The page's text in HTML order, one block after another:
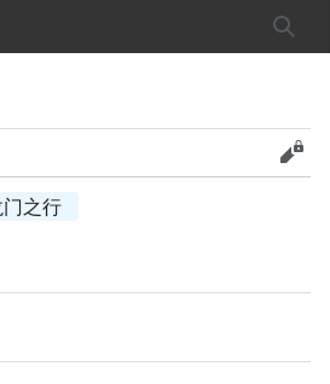
搜索
查看
之行